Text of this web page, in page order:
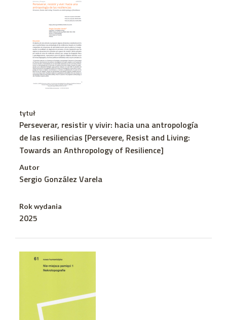
tytuł
Perseverar, resistir y vivir: hacia una antropología
de las resiliencias [Persevere, Resist and Living:
Towards an Anthropology of Resilience]
Autor
Sergio González Varela
Rok wydania
2025